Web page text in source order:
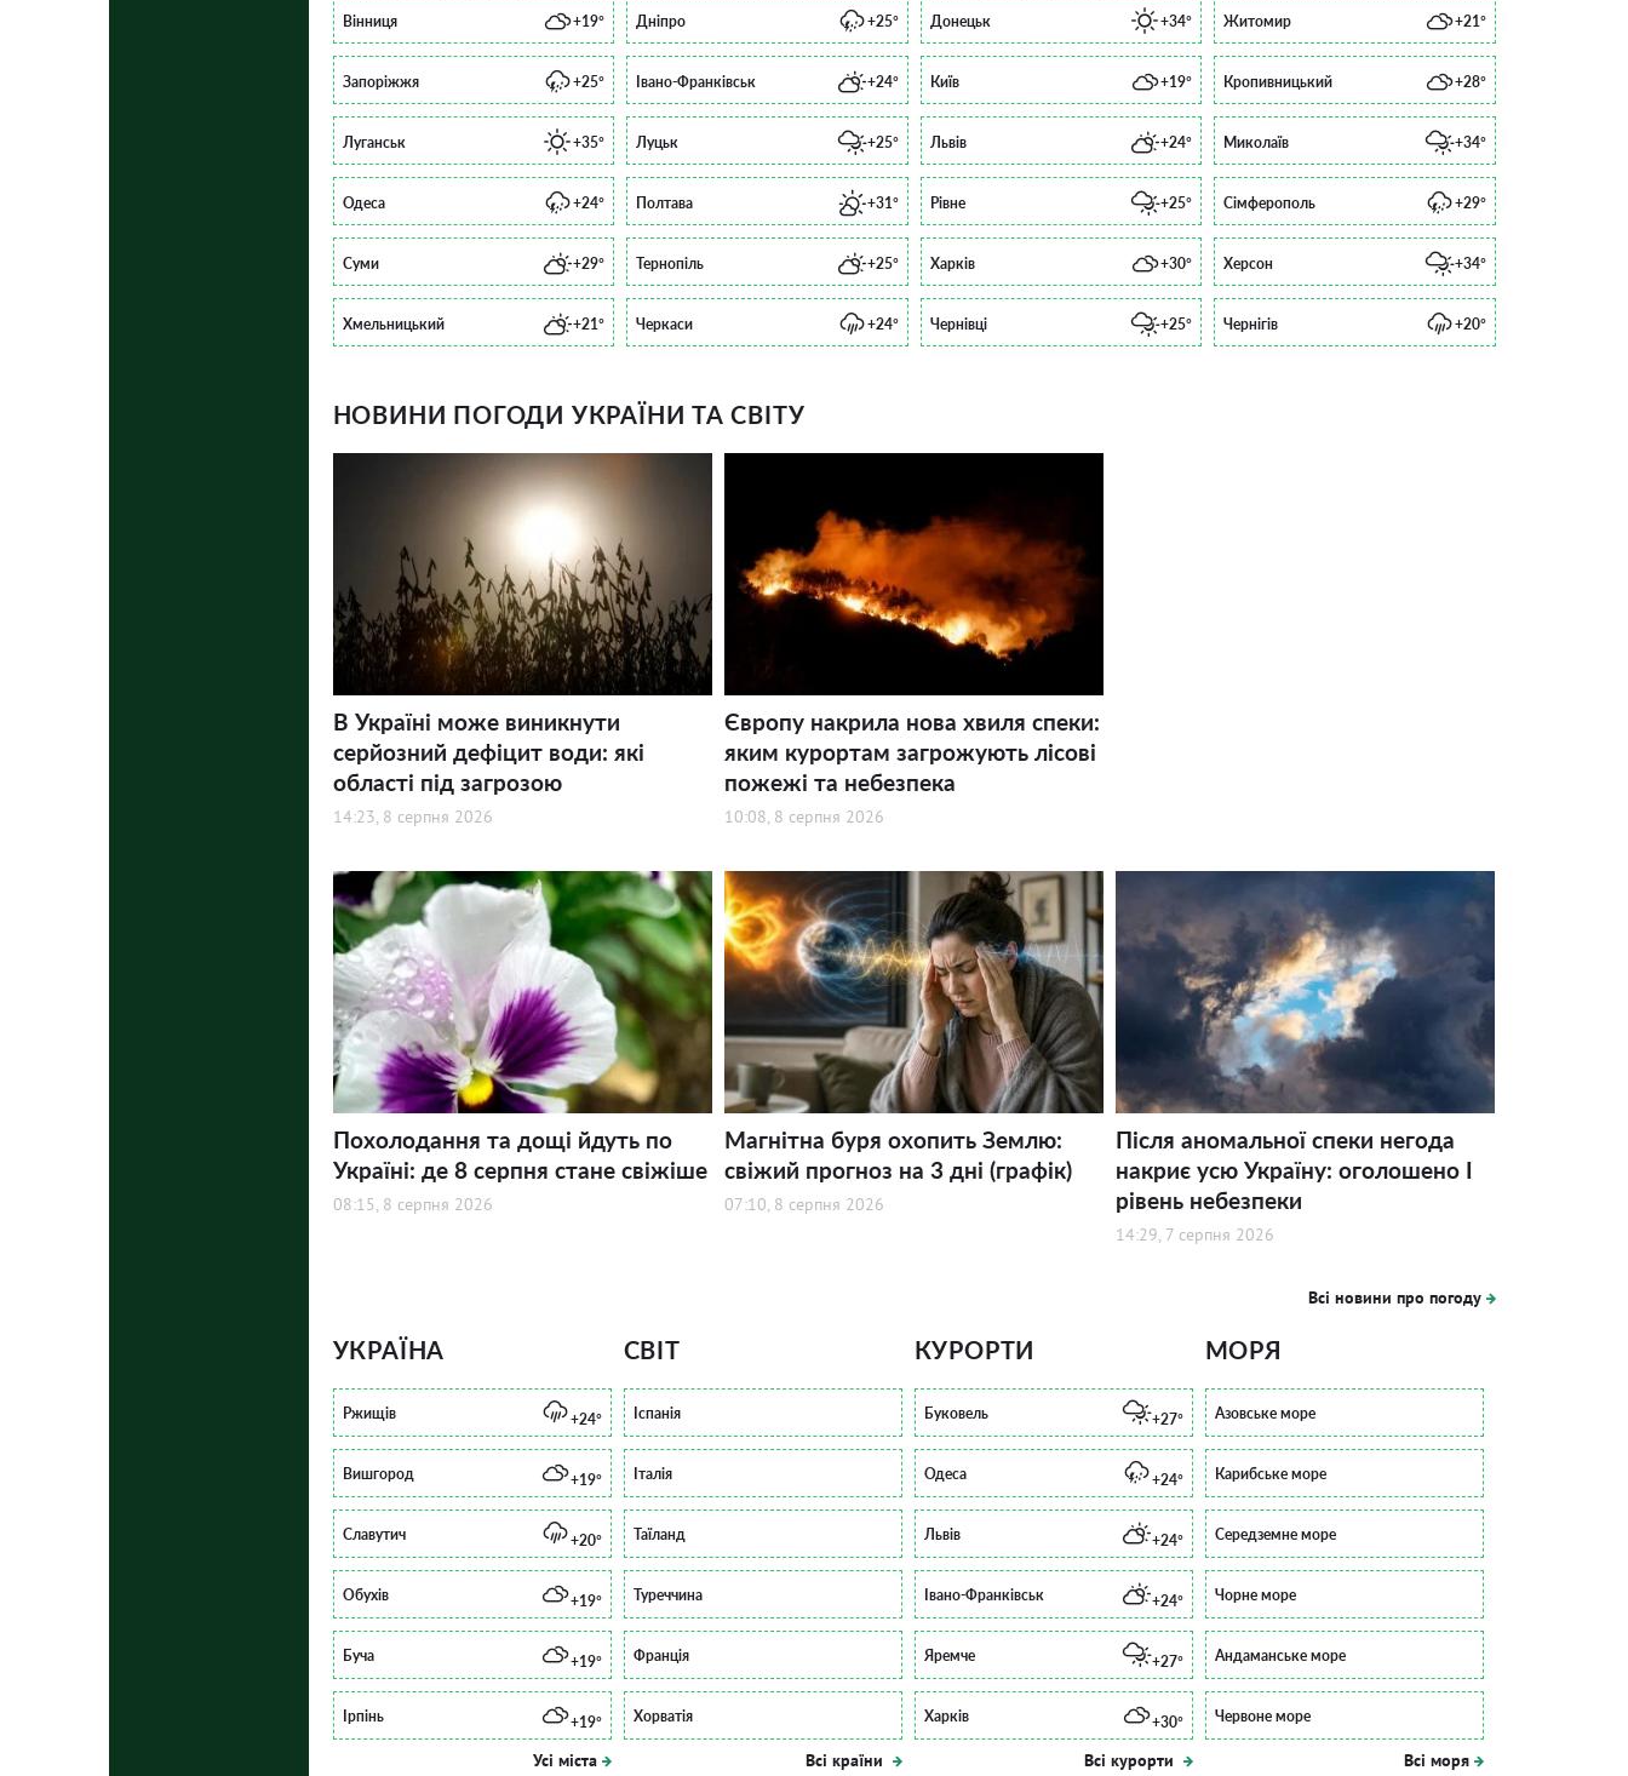
Вінниця +19° Дніпро +25° Донецьк +34° Житомир +21°
Запоріжжя +25° Івано-Франківськ +24° Київ +19° Кропивницький +28°
Луганськ +35° Луцьк +25° Львів +24° Миколаїв +34°
Одеса +24° Полтава +31° Рівне +25° Сімферополь +29°
Суми +29° Тернопіль +25° Харків +30° Херсон +34°
Хмельницький +21° Черкаси +24° Чернівці +25° Чернігів +20°
НОВИНИ ПОГОДИ УКРАЇНИ ТА СВІТУ
В Україні може виникнути
серйозний дефіцит води: які
області під загрозою
14:23, 8 серпня 2026
Європу накрила нова хвиля спеки:
яким курортам загрожують лісові
пожежі та небезпека
10:08, 8 серпня 2026
Похолодання та дощі йдуть по
Україні: де 8 серпня стане свіжіше
08:15, 8 серпня 2026
Магнітна буря охопить Землю:
свіжий прогноз на 3 дні (графік)
07:10, 8 серпня 2026
Після аномальної спеки негода
накриє усю Україну: оголошено І
рівень небезпеки
14:29, 7 серпня 2026
Всі новини про погоду
УКРАЇНА
Ржищів +24°
Вишгород +19°
Славутич +20°
Обухів +19°
Буча +19°
Ірпінь +19°
Усі міста
СВІТ
Іспанія
Італія
Таїланд
Туреччина
Франція
Хорватія
Всі країни
КУРОРТИ
Буковель +27°
Одеса +24°
Львів +24°
Івано-Франківськ +24°
Яремче +27°
Харків +30°
Всі курорти
МОРЯ
Азовське море
Карибське море
Середземне море
Чорне море
Андаманське море
Червоне море
Всі моря